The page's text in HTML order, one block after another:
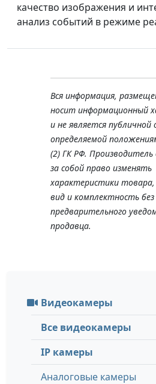
качество изображения и
анализ событий в режиме
Вся информация,
носит информационный
и не является публичной
определяемой
(2) ГК РФ.
за собой право изменять
характеристики
вид и комплектность без
предварительного
продавца.
Видеокамеры
Все видеокамеры
IP камеры
Аналоговые камеры